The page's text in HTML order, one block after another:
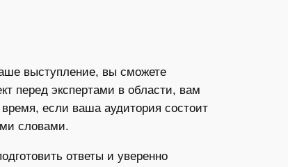
выступление, вы сможете
перед экспертами в области, вам
если ваша аудитория состоит
словами.
ответы и уверенно